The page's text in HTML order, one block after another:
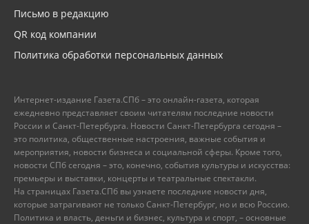
Письмо в редакцию
QR код компании
Политика обработки персональных данных
Интернет-издание Газета.СПб – это онлайн-газета, которая
ежедневно представляет своим читателям последние новости
России и Санкт-Петербурга. Новости Санкт-Петербурга сегодня –
это политика, общественные настроения, важные события и
мероприятия, новости бизнеса и социальной сферы. Кроме того,
новости СПб сегодня – это, конечно, события культуры и искусства:
премьеры и выставки, концерты и театральные спектакли.
На страницах Газета.СПб вы узнаете последние новости дня,
которые затрагивают не только Санкт-Петербург, но и всю Россию.
Политика и власть, деньги и бизнес, культура и спорт, – основные